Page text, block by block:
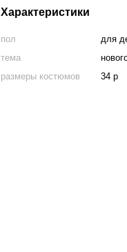
Характеристики
пол
для
тема
размеры костюмов
34 р